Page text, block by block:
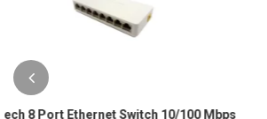
Kioxia 32GB Transmemory U202 USB